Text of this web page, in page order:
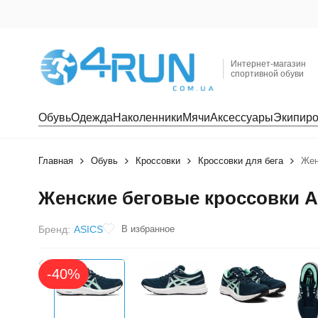
Интернет-магазин
спортивной обуви
ОбувьОдеждаНаколенникиМячиАксессуары
Главная Обувь Кроссовки Кроссовки для бега
Женские беговые кроссовки
Бренд: ASICS В избранное
-40%